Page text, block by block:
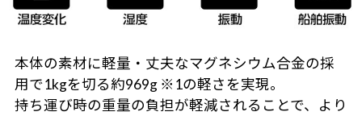
本体の素材に軽量・丈夫なマグネシウム合金の採
用で1kgを切る約969g ※1の軽さを実現。
持ち運び時の重量の負担が軽減されることで、より